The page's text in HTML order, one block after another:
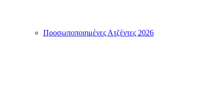
Προσωποποιημένες Ατζέντες 2026